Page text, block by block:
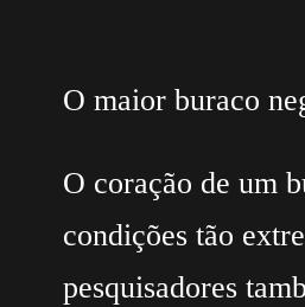
O maior buraco
O coração de um
condições tão
pesquisadores